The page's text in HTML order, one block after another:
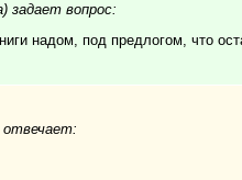
задает вопрос:
надом, под предлогом, что